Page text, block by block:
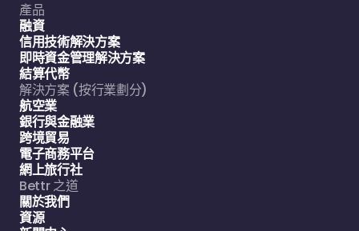
產品
融資
信用技術解決方案
即時資金管理解決方案
結算代幣
解決方案 (按行業劃分)
航空業
銀行與金融業
跨境貿易
電子商務平台
網上旅行社
Bettr 之道
關於我們
資源